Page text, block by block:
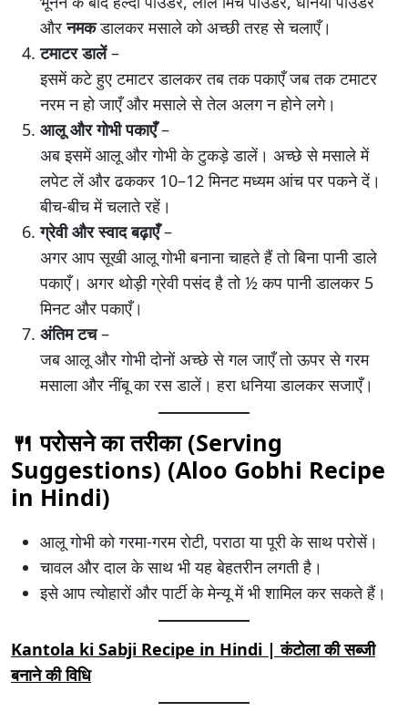
औरनमकडालकर मसाले को अच्छी तरह से चलाएँ।
टमाटर डालें–
इसमें कटे हुए टमाटर डालकर तब तक पकाएँ जब तक टमाटर
नरम न हो जाएँ और मसाले से तेल अलग न होने लगे।
आलू और गोभी पकाएँ–
अब इसमें आलू और गोभी के टुकड़े डालें। अच्छे से मसाले में
लपेट लें और ढककर 10–12 मिनट मध्यम आंच पर पकने दें।
बीच-बीच में चलाते रहें।
ग्रेवी और स्वाद बढ़ाएँ–
अगर आप सूखी आलू गोभी बनाना चाहते हैं तो बिना पानी डाले
पकाएँ। अगर थोड़ी ग्रेवी पसंद है तो ½ कप पानी डालकर 5
मिनट और पकाएँ।
अंतिम टच–
जब आलू और गोभी दोनों अच्छे से गल जाएँ तो ऊपर से गरम
मसाला और नींबू का रस डालें। हरा धनिया डालकर सजाएँ।
🍴 परोसने का तरीका (Serving
Suggestions) (Aloo Gobhi Recipe
in Hindi)
आलू गोभी को गरमा-गरम रोटी, पराठा या पूरी के साथ परोसें।
चावल और दाल के साथ भी यह बेहतरीन लगती है।
इसे आप त्योहारों और पार्टी के मेन्यू में भी शामिल कर सकते हैं।
Kantola ki Sabji Recipe in Hindi | कंटोला की सब्जी
बनाने की विधि